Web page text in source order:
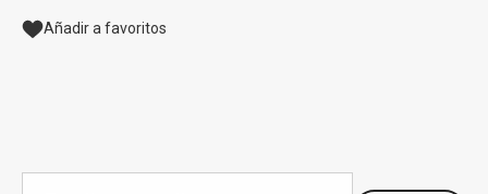
Añadir a favoritos